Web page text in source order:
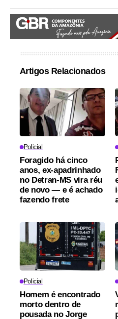
Artigos Relacionados
Policial
Foragido há cinco
anos, ex-apadrinhado
no Detran-MS vira réu
de novo — e é achado
fazendo frete
Policial
Homem é encontrado
morto dentro de
pousada no Jorge